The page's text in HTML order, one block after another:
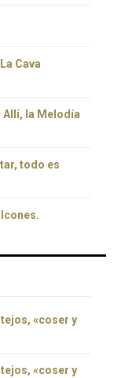
Cava
Allí, la Melodía
todo es
«coser y
«coser y